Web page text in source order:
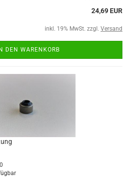
24,69 EUR
inkl. 19% MwSt. zzgl. Versand
IN DEN WARENKORB